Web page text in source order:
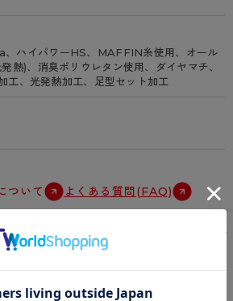
、ハイパワーHS、MAFFIN糸使用、オール
熱)、消臭ポリウレタン使用、ダイヤマチ、
工、光発熱加工、足型セット加工
ついて よくある質問(FAQ)